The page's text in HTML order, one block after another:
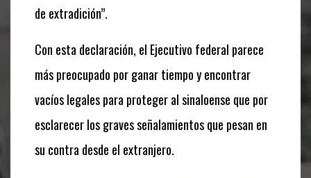
de extradición”.
Con esta declaración, el Ejecutivo federal parece
más preocupado por ganar tiempo y encontrar
vacíos legales para proteger al sinaloense que por
esclarecer los graves señalamientos que pesan en
su contra desde el extranjero.